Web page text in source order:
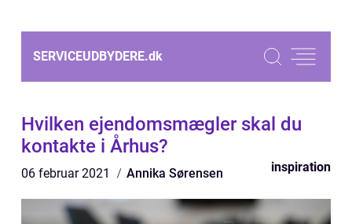
SERVICEUDBYDERE.dk
Hvilken ejendomsmægler skal du
kontakte i Århus?
06 februar 2021 Annika Sørensen inspiration